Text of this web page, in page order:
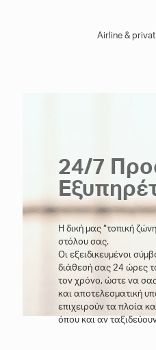
Airline &
24/7
Η δική μας “τοπική
στόλου σας.
Οι εξειδικευμένοι
διάθεσή σας 24 ώρες
τον χρόνο, ώστε να
και αποτελεσματική
επιχειρούν τα πλοία
όπου και αν